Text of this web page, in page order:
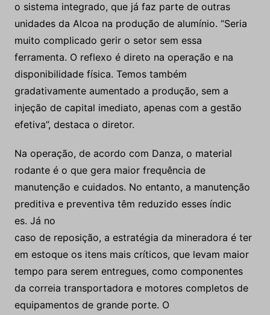
o sistema integrado, que já faz parte de outras
unidades da Alcoa na produção de alumínio. “Seria
muito complicado gerir o setor sem essa
ferramenta. O reflexo é direto na operação e na
disponibilidade física. Temos também
gradativamente aumentado a produção, sem a
injeção de capital imediato, apenas com a gestão
efetiva”, destaca o diretor.
Na operação, de acordo com Danza, o material
rodante é o que gera maior frequência de
manutenção e cuidados. No entanto, a manutenção
preditiva e preventiva têm reduzido esses índic
es. Já no
caso de reposição, a estratégia da mineradora é ter
em estoque os itens mais críticos, que levam maior
tempo para serem entregues, como componentes
da correia transportadora e motores completos de
equipamentos de grande porte. O